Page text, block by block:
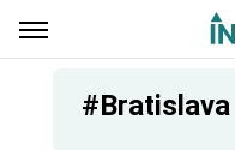
#Bratislava